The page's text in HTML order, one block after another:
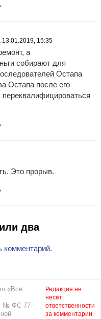
13.01.2019, 15:35
а
собирают для
Остапа
Остапа после его
Это прорыв.
два
комментарий.
«Все
№ ФС 77-
Редакция не
несет
ответственности
за комментарии